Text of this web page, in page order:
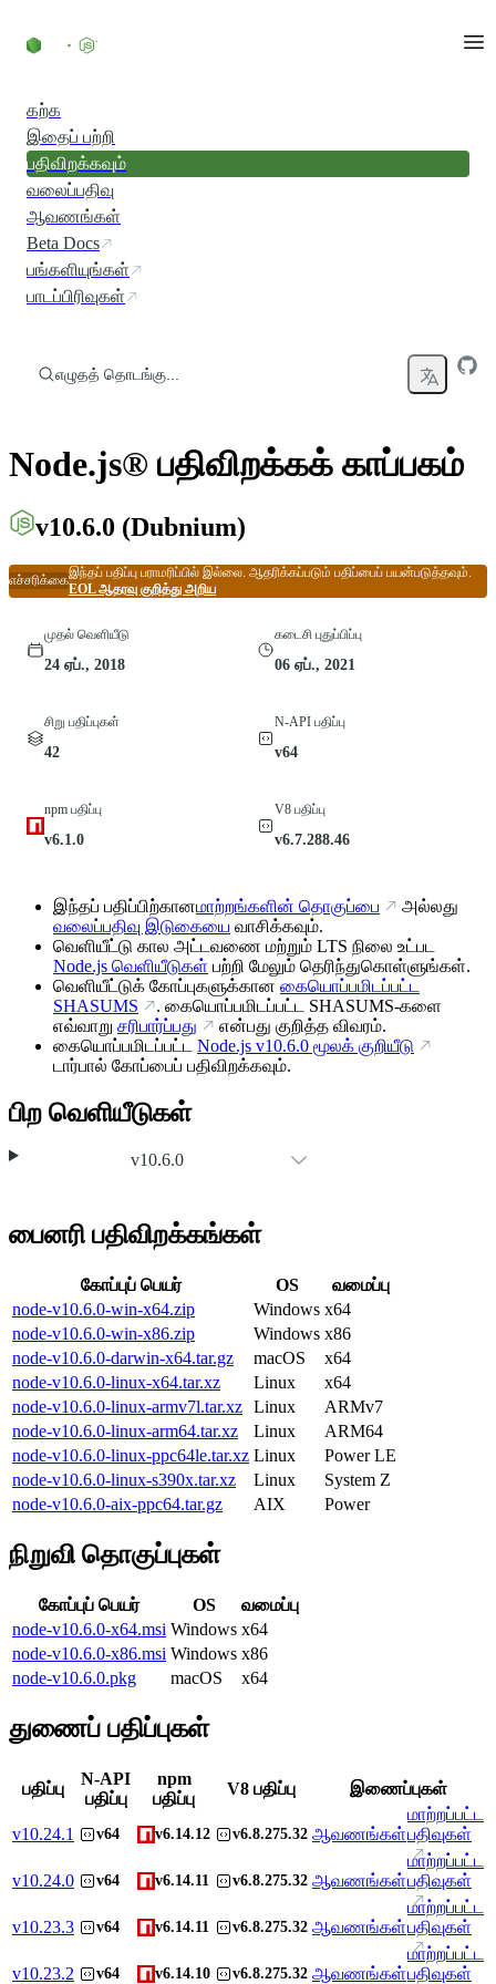
கற்க
இதைப் பற்றி
பதிவிறக்கவும்
வலைப்பதிவு
ஆவணங்கள்
Beta Docs
பங்களியுங்கள்
பாடப்பிரிவுகள்
எழுதத் தொடங்கு...
Node.js® பதிவிறக்கக் காப்பகம்
v10.6.0 (Dubnium)
எச்சரிக்கை
இந்தப் பதிப்பு பராமரிப்பில் இல்லை. ஆதரிக்கப்படும் பதிப்பைப் பயன்படுத்தவும்.
EOL ஆதரவு குறித்து அறிய
முதல் வெளியீடு
24 ஏப்., 2018
கடைசி புதுப்பிப்பு
06 ஏப்., 2021
சிறு பதிப்புகள்
42
N-API பதிப்பு
v64
npm பதிப்பு
v6.1.0
V8 பதிப்பு
v6.7.288.46
இந்தப் பதிப்பிற்கானமாற்றங்களின் தொகுப்பை
அல்லது
வலைப்பதிவு இடுகையை வாசிக்கவும்.
வெளியீட்டு கால அட்டவணை மற்றும் LTS நிலை உட்பட
Node.js வெளியீடுகள் பற்றி மேலும் தெரிந்துகொள்ளுங்கள்.
வெளியீட்டுக் கோப்புகளுக்கான கையொப்பமிடப்பட்ட
SHASUMS
. கையொப்பமிடப்பட்ட SHASUMS-களை
எவ்வாறு சரிபார்ப்பது
என்பது குறித்த விவரம்.
கையொப்பமிடப்பட்ட Node.js v10.6.0 மூலக் குறியீடு
டார்பால் கோப்பைப் பதிவிறக்கவும்.
பிற வெளியீடுகள்
v10.6.0
பைனரி பதிவிறக்கங்கள்
கோப்புப் பெயர் OS
வமைப்பு
node-v10.6.0-win-x64.zip
Windows x64
node-v10.6.0-win-x86.zip
Windows x86
node-v10.6.0-darwin-x64.tar.gz
macOS
x64
node-v10.6.0-linux-x64.tar.xz
Linux
x64
node-v10.6.0-linux-armv7l.tar.xz Linux
ARMv7
node-v10.6.0-linux-arm64.tar.xz
Linux
ARM64
node-v10.6.0-linux-ppc64le.tar.xz Linux
Power LE
node-v10.6.0-linux-s390x.tar.xz
Linux
System Z
node-v10.6.0-aix-ppc64.tar.gz
AIX Power
நிறுவி தொகுப்புகள்
கோப்புப் பெயர் OS
வமைப்பு
node-v10.6.0-x64.msi Windows x64
node-v10.6.0-x86.msi Windows x86
node-v10.6.0.pkg
macOS x64
துணைப் பதிப்புகள்
பதிப்பு
N-API
பதிப்பு
npm
பதிப்பு
V8 பதிப்பு இணைப்புகள்
v10.24.1 v64 v6.14.12 v6.8.275.32 ஆவணங்கள்
மாற்றப்பட்ட
பதிவுகள்
v10.24.0 v64 v6.14.11 v6.8.275.32 ஆவணங்கள்
மாற்றப்பட்ட
பதிவுகள்
v10.23.3 v64 v6.14.11 v6.8.275.32 ஆவணங்கள்
மாற்றப்பட்ட
பதிவுகள்
v10.23.2 v64 v6.14.10 v6.8.275.32 ஆவணங்கள்
மாற்றப்பட்ட
பதிவுகள்